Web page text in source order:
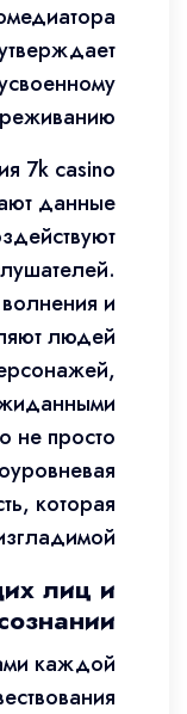
7k casino
данные
и
людей
не просто
которая
лиц и
каждой